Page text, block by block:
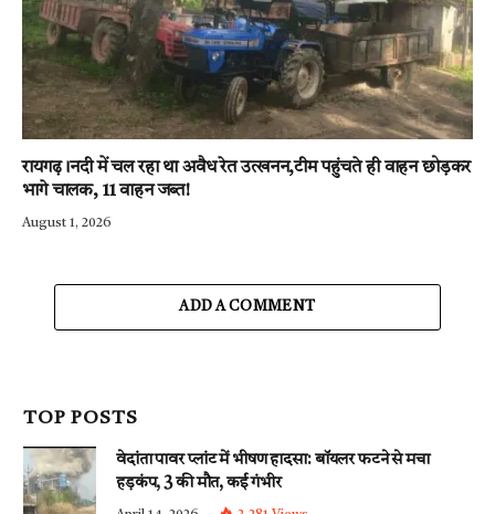
रायगढ़।नदी में चल रहा था अवैध रेत उत्खनन,टीम पहुंचते ही वाहन छोड़कर
भागे चालक, 11 वाहन जब्त!
August 1, 2026
ADD A COMMENT
TOP POSTS
वेदांता पावर प्लांट में भीषण हादसा: बॉयलर फटने से मचा
हड़कंप, 3 की मौत, कई गंभीर